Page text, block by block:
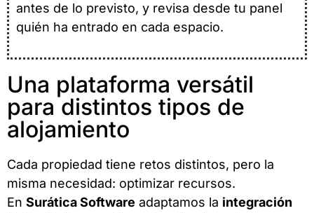
antes de lo previsto, y revisa desde tu panel
quién ha entrado en cada espacio.
Una plataforma versátil
para distintos tipos de
alojamiento
Cada propiedad tiene retos distintos, pero la
misma necesidad: optimizar recursos.
En Surática Software adaptamos la integración